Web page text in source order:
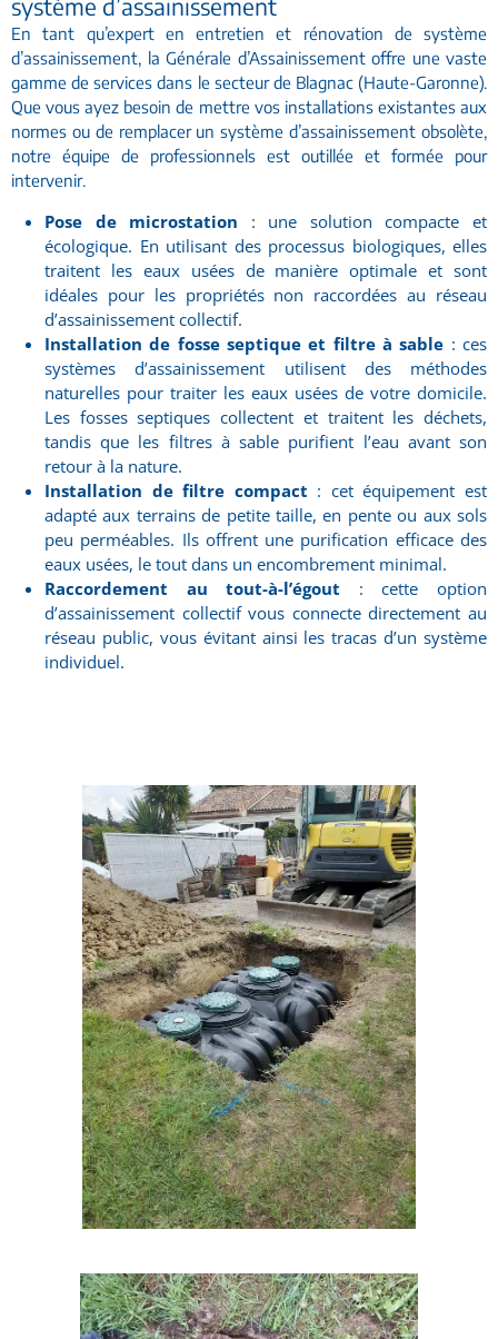
système d’assainissement
En tant qu’expert en entretien et rénovation de système
d’assainissement, la Générale d’Assainissement offre une vaste
gamme de services dans le secteur de Blagnac (Haute-Garonne).
Que vous ayez besoin de mettre vos installations existantes aux
normes ou de remplacer un système d’assainissement obsolète,
notre équipe de professionnels est outillée et formée pour
intervenir.
Pose de microstation : une solution compacte et
écologique. En utilisant des processus biologiques, elles
traitent les eaux usées de manière optimale et sont
idéales pour les propriétés non raccordées au réseau
d’assainissement collectif.
Installation de fosse septique et filtre à sable : ces
systèmes d’assainissement utilisent des méthodes
naturelles pour traiter les eaux usées de votre domicile.
Les fosses septiques collectent et traitent les déchets,
tandis que les filtres à sable purifient l’eau avant son
retour à la nature.
Installation de filtre compact : cet équipement est
adapté aux terrains de petite taille, en pente ou aux sols
peu perméables. Ils offrent une purification efficace des
eaux usées, le tout dans un encombrement minimal.
Raccordement au tout-à-l’égout : cette option
d’assainissement collectif vous connecte directement au
réseau public, vous évitant ainsi les tracas d’un système
individuel.